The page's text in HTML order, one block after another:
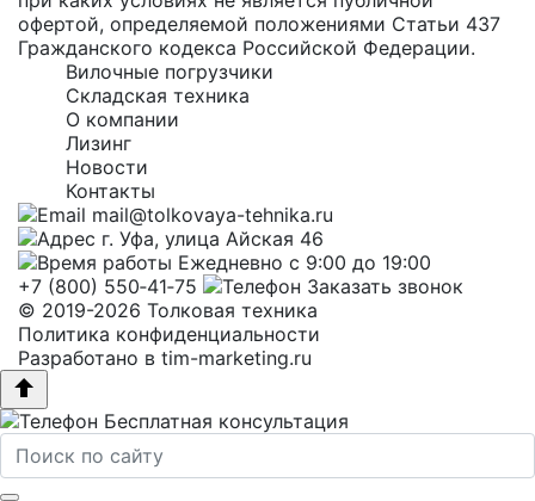
офертой, определяемой положениями Статьи 437
Гражданского кодекса Российской Федерации.
Вилочные погрузчики
Складская техника
О компании
Лизинг
Новости
Контакты
mail@tolkovaya-tehnika.ru
г. Уфа, улица Айская 46
Ежедневно с 9:00 до 19:00
+7 (800) 550‑41‑75
Заказать звонок
© 2019-2026 Толковая техника
Политика конфиденциальности
Разработано в tim-marketing.ru
Бесплатная консультация